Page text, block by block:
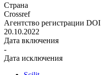
Страна
Crossref
Агентство регистрации DOI
20.10.2022
Дата включения
-
Дата исключения